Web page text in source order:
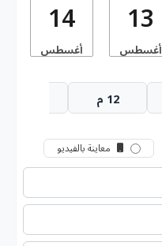
13
أغسطس
14
أغسطس
12 م
معاينة بالفيديو